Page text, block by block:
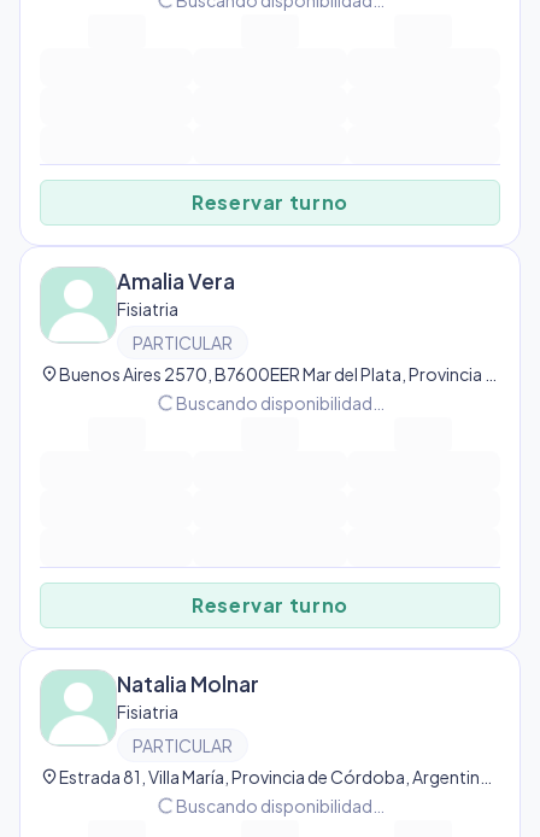
Reservar turno
Amalia Vera
Fisiatria
PARTICULAR
location_on
progress_activity Buscando disponibilidad…
Reservar turno
Natalia Molnar
Fisiatria
PARTICULAR
location_on
progress_activity Buscando disponibilidad…